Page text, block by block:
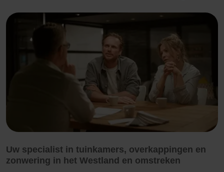
Uw specialist in tuinkamers, overkappingen en
zonwering in het Westland en omstreken